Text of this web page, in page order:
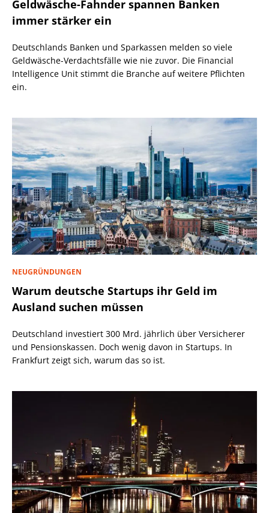
Geldwäsche-Fahnder spannen Banken
immer stärker ein
Deutschlands Banken und Sparkassen melden so viele
Geldwäsche-Verdachtsfälle wie nie zuvor. Die Financial
Intelligence Unit stimmt die Branche auf weitere Pflichten
ein.
NEUGRÜNDUNGEN
Warum deutsche Startups ihr Geld im
Ausland suchen müssen
Deutschland investiert 300 Mrd. jährlich über Versicherer
und Pensionskassen. Doch wenig davon in Startups. In
Frankfurt zeigt sich, warum das so ist.